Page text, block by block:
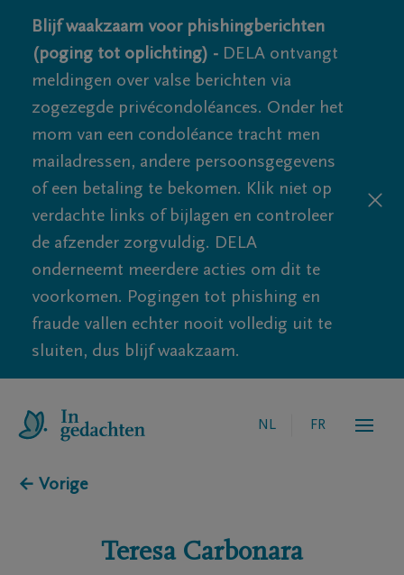
Blijf waakzaam voor phishingberichten
(poging tot oplichting) - DELA ontvangt
meldingen over valse berichten via
zogezegde privécondoléances. Onder het
mom van een condoléance tracht men
mailadressen, andere persoonsgegevens
of een betaling te bekomen. Klik niet op
verdachte links of bijlagen en controleer
de afzender zorgvuldig. DELA
onderneemt meerdere acties om dit te
voorkomen. Pogingen tot phishing en
fraude vallen echter nooit volledig uit te
sluiten, dus blijf waakzaam.
NL FR
← Vorige
Teresa Carbonara